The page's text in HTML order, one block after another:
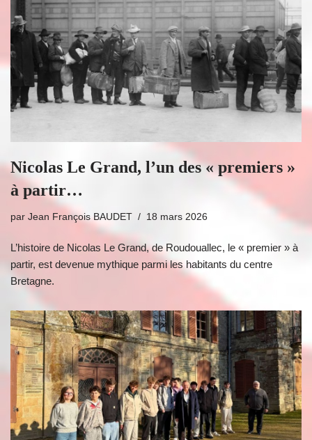
Nicolas Le Grand, l’un des « premiers »
à partir…
par Jean François BAUDET 18 mars 2026
L’histoire de Nicolas Le Grand, de Roudouallec, le « premier » à
partir, est devenue mythique parmi les habitants du centre
Bretagne.